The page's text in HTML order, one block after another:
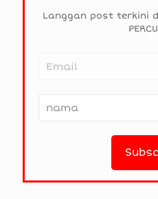
Langgan post terkini